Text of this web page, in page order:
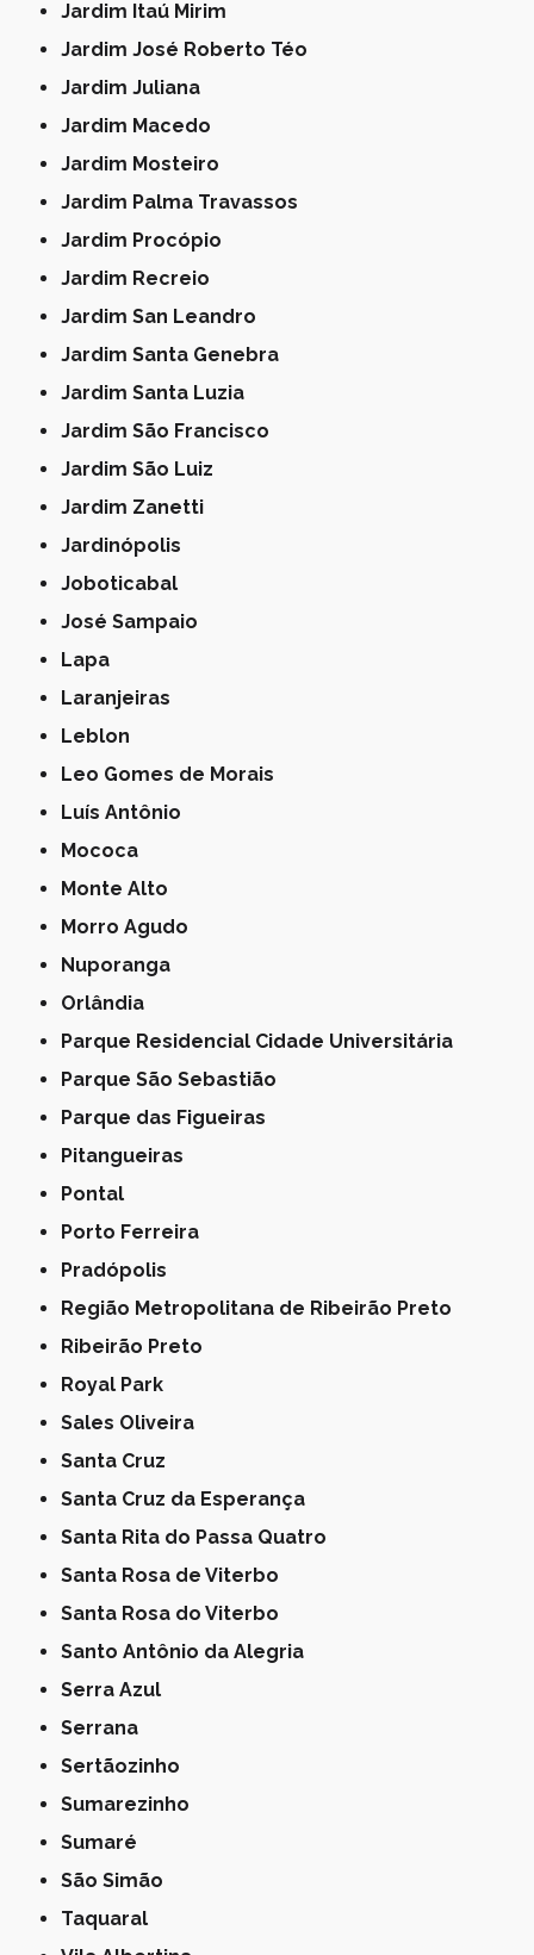
Jardim Itaú Mirim
Jardim José Roberto Téo
Jardim Juliana
Jardim Macedo
Jardim Mosteiro
Jardim Palma Travassos
Jardim Procópio
Jardim Recreio
Jardim San Leandro
Jardim Santa Genebra
Jardim Santa Luzia
Jardim São Francisco
Jardim São Luiz
Jardim Zanetti
Jardinópolis
Joboticabal
José Sampaio
Lapa
Laranjeiras
Leblon
Leo Gomes de Morais
Luís Antônio
Mococa
Monte Alto
Morro Agudo
Nuporanga
Orlândia
Parque Residencial Cidade Universitária
Parque São Sebastião
Parque das Figueiras
Pitangueiras
Pontal
Porto Ferreira
Pradópolis
Região Metropolitana de Ribeirão Preto
Ribeirão Preto
Royal Park
Sales Oliveira
Santa Cruz
Santa Cruz da Esperança
Santa Rita do Passa Quatro
Santa Rosa de Viterbo
Santa Rosa do Viterbo
Santo Antônio da Alegria
Serra Azul
Serrana
Sertãozinho
Sumarezinho
Sumaré
São Simão
Taquaral